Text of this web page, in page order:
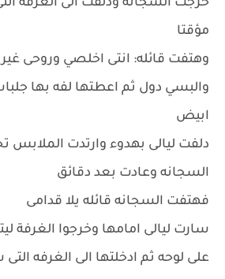
خرجت السجانه ودلفت الى الغرفه
مؤقتا
وهتفت قائله: انتى اخلصي وروحى
والبسي دول ثم اعطتها لفه بها
ابيض
دلفت ليالى بهدوء وارتدت
السجانه وعادت بعد دقائق
فهتفت السجانه قائله يلا قدامى
سارت ليالى امامها وخرجوا الغرفة
على لوحه ثم ادخلتها الى الغرفه